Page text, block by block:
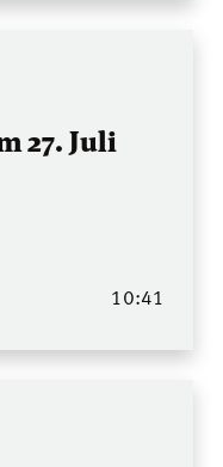
27. Juli
10:41